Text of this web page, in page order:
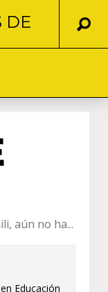
DE
aún no ha...
Educación